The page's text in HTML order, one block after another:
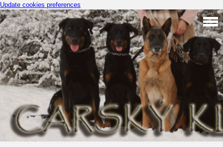
Update cookies preferences